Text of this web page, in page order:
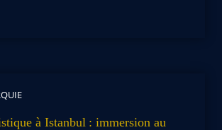
à Istanbul : immersion au